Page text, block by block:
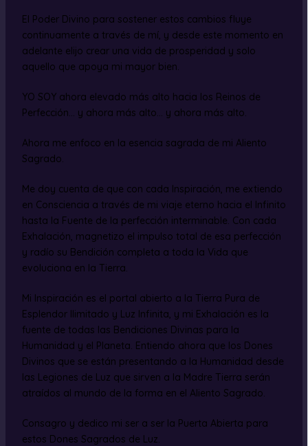
El Poder Divino para sostener estos cambios fluye
continuamente a través de mí, y desde este momento en
adelante elijo crear una vida de prosperidad y solo
aquello que apoya mi mayor bien.
YO SOY ahora elevado más alto hacia los Reinos de
Perfección… y ahora más alto… y ahora más alto.
Ahora me enfoco en la esencia sagrada de mi Aliento
Sagrado.
Me doy cuenta de que con cada Inspiración, me extiendo
en Consciencia a través de mi viaje eterno hacia el Infinito
hasta la Fuente de la perfección interminable. Con cada
Exhalación, magnetizo el impulso total de esa perfección
y radío su Bendición completa a toda la Vida que
evoluciona en la Tierra.
Mi Inspiración es el portal abierto a la Tierra Pura de
Esplendor Ilimitado y Luz Infinita, y mi Exhalación es la
fuente de todas las Bendiciones Divinas para la
Humanidad y el Planeta. Entiendo ahora que los Dones
Divinos que se están presentando a la Humanidad desde
las Legiones de Luz que sirven a la Madre Tierra serán
atraídos al mundo de la forma en el Aliento Sagrado.
Consagro y dedico mi ser a ser la Puerta Abierta para
estos Dones Sagrados de Luz.